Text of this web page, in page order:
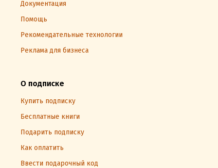
Документация
Помощь
Рекомендательные технологии
Реклама для бизнеса
О подписке
Купить подписку
Бесплатные книги
Подарить подписку
Как оплатить
Ввести подарочный код